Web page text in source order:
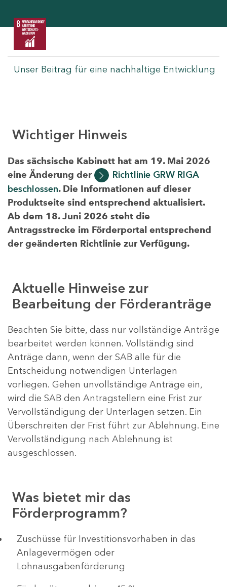
Unser Beitrag für eine nachhaltige Entwicklung
Wichtiger Hinweis
Das sächsische Kabinett hat am 19. Mai 2026
eine Änderung der
Richtlinie GRW RIGA
beschlossen. Die Informationen auf dieser
Produktseite sind entsprechend aktualisiert.
Ab dem 18. Juni 2026 steht die
Antragsstrecke im Förderportal entsprechend
der geänderten Richtlinie zur Verfügung.
Aktuelle Hinweise zur
Bearbeitung der Förderanträge
Beachten Sie bitte, dass nur vollständige Anträge
bearbeitet werden können. Vollständig sind
Anträge dann, wenn der SAB alle für die
Entscheidung notwendigen Unterlagen
vorliegen. Gehen unvollständige Anträge ein,
wird die SAB den Antragstellern eine Frist zur
Vervollständigung der Unterlagen setzen. Ein
Überschreiten der Frist führt zur Ablehnung. Eine
Vervollständigung nach Ablehnung ist
ausgeschlossen.
Was bietet mir das
Förderprogramm?
​​​​​​Zuschüsse für Investitionsvorhaben in das
Anlagevermögen oder
Lohnausgabenförderung